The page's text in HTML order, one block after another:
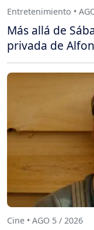
Entretenimiento •
Más allá de
privada de
Cine • AGO 5 / 2026